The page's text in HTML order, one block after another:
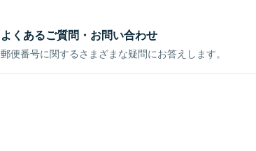
よくあるご質問・お問い合わせ
郵便番号に関するさまざまな疑問にお答えします。